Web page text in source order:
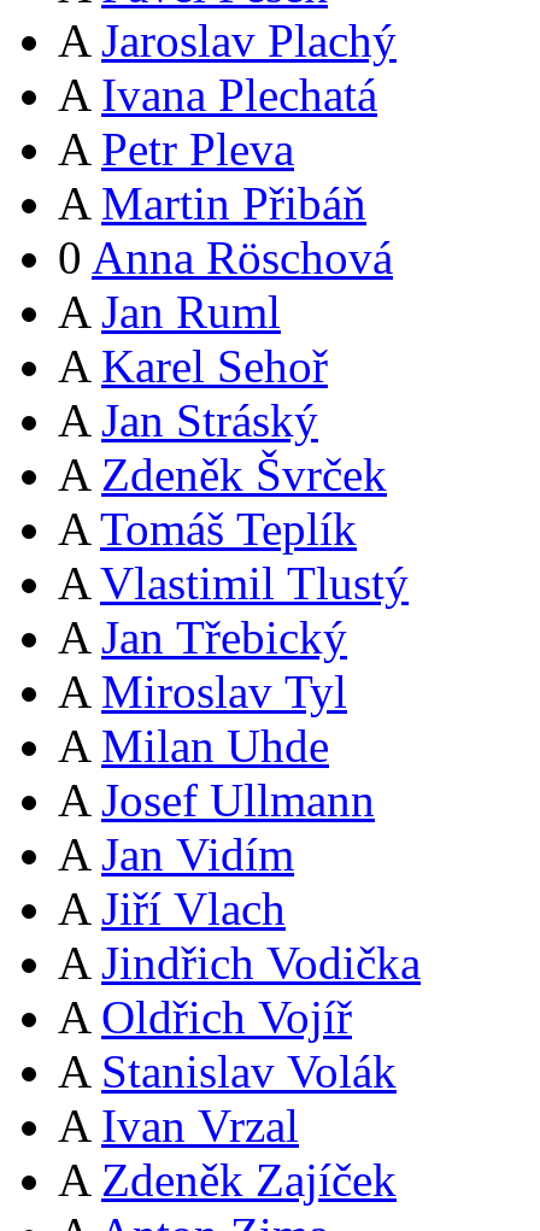
A Jaroslav Plachý
A Ivana Plechatá
A Petr Pleva
A Martin Přibáň
0 Anna Röschová
A Jan Ruml
A Karel Sehoř
A Jan Stráský
A Zdeněk Švrček
A Tomáš Teplík
A Vlastimil Tlustý
A Jan Třebický
A Miroslav Tyl
A Milan Uhde
A Josef Ullmann
A Jan Vidím
A Jiří Vlach
A Jindřich Vodička
A Oldřich Vojíř
A Stanislav Volák
A Ivan Vrzal
A Zdeněk Zajíček